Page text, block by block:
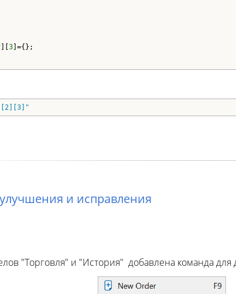
3 ]={};
и исправления
"Торговля" и "История" добавлена команда для